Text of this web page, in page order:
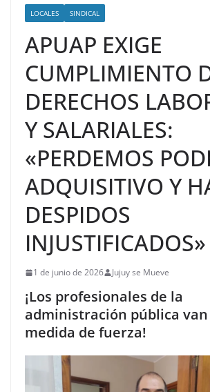
LOCALES SINDICAL
APUAP EXIGE
CUMPLIMIENTO
DERECHOS
Y SALARIALES:
«PERDEMOS
ADQUISITIVO Y
DESPIDOS
INJUSTIFICADOS»
1 de junio de 2026 Jujuy se Mueve
¡Los profesionales de la
administración pública van
medida de fuerza!